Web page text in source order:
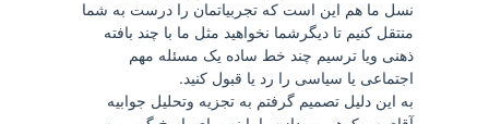
نسل ما هم این است که تجربیاتمان را درست به شما
منتقل کنیم تا دیگرشما نخواهید مثل ما با چند بافته
ذهنی ویا ترسیم چند خط ساده یک مسئله مهم
اجتماعی یا سیاسی را رد یا قبول کنید.
به این دلیل تصمیم گرفتم به تجزیه وتحلیل جوابیه